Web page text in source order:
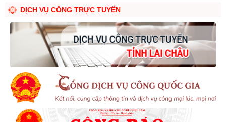
DỊCH VỤ CÔNG TRỰC TUYẾN